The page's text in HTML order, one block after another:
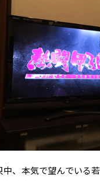
中、本気で望んでいる